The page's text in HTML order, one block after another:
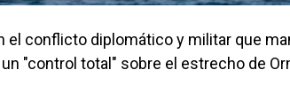
el conflicto diplomático y militar que
"control total" sobre el estrecho de